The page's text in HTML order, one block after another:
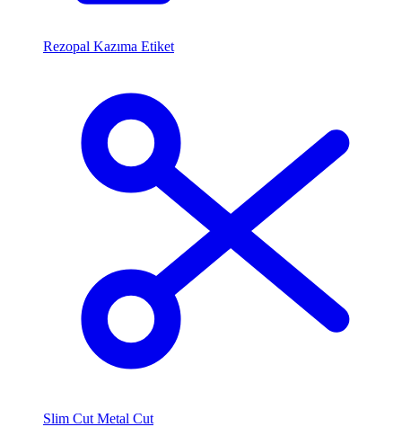
Rezopal Kazıma Etiket
Slim Cut Metal Cut